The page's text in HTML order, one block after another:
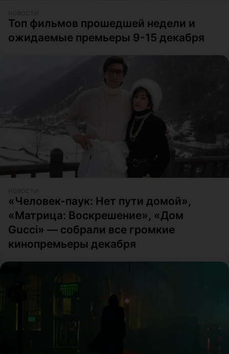
Топ фильмов прошедшей недели и
ожидаемые премьеры 9-15 декабря
«Человек-паук: Нет пути домой»,
«Матрица: Воскрешение», «Дом
Gucci» — собрали все громкие
кинопремьеры декабря